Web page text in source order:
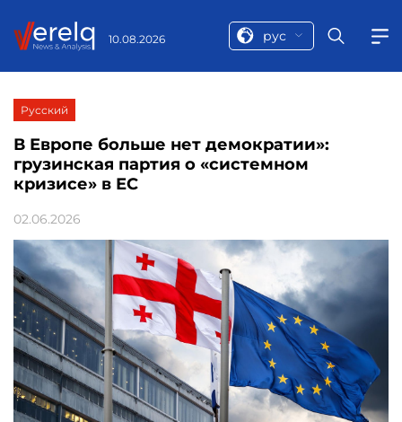
10.08.2026 рус
Русский
В Европе больше нет демократии»:
грузинская партия о «системном
кризисе» в ЕС
02.06.2026